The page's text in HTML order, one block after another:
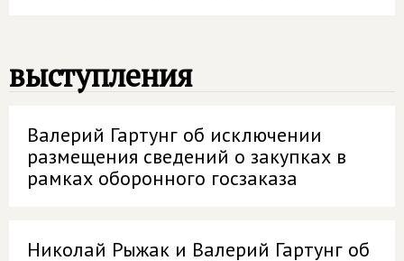
выступления
Валерий Гартунг об исключении
размещения сведений о закупках в
рамках оборонного госзаказа
Николай Рыжак и Валерий Гартунг об